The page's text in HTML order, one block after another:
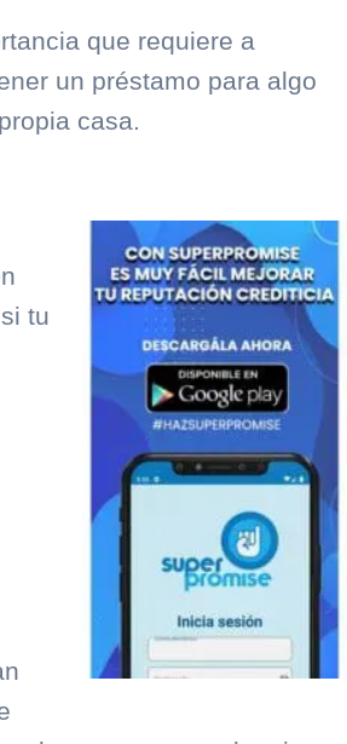
que requiere a
un préstamo para algo
casa.
tu